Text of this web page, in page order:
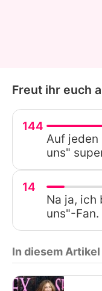
Freut ihr euch
144
Auf jeden
uns"
14
Na ja, ich
uns"-Fan.
In diesem Artikel